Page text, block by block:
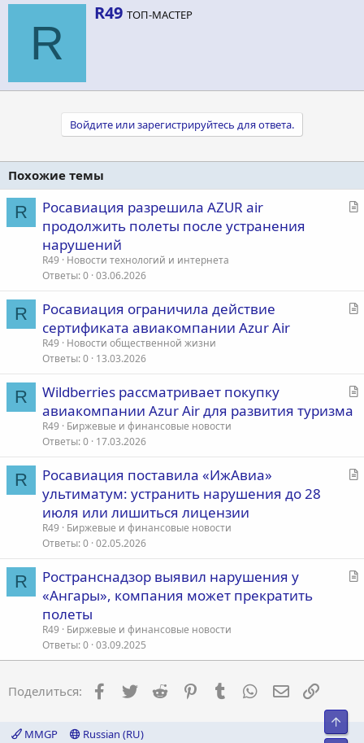
R
А
вR49 ТОП-МАСТЕР
Войдите или зарегистрируйтесь для ответа.
Похожие темы
R
С
Росавиация разрешила AZUR air
продолжить полеты после устранения
нарушений
R49
Новости технологий и интернета
Ответы 0 03.06.2026
R
С
я
Росавиация ограничила действие
сертификата авиакомпании Azur Air
R49
Новости общественной жизни
Ответы 0 13.03.2026
R
С
я
Wildberries рассматривает покупку
авиакомпании Azur Air для развития туризма
R49
Биржевые и финансовые новости
Ответы 0 17.03.2026
R
С
Росавиация поставила «ИжАвиа»
ультиматум: устранить нарушения до 28
июля или лишиться лицензии
R49
Биржевые и финансовые новости
Ответы 0 02.05.2026
R
С
я
Ространснадзор выявил нарушения у
«Ангары», компания может прекратить
полеты
R49
Биржевые и финансовые новости
Ответы 0 03.09.2025
Поделиться: Facebook
Twitter Reddit PinterestTumblr WhatsApp
MMGP Russian (RU)